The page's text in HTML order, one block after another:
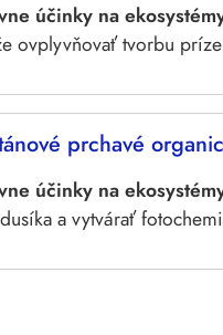
účinky na
ovplyvňovať tvorbu
prchavé
účinky na
a vytvárať